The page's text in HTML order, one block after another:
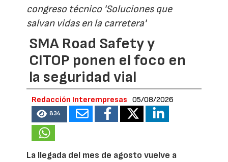
congreso técnico 'Soluciones que
salvan vidas en la carretera'
SMA Road Safety y
CITOP ponen el foco en
la seguridad vial
Redacción Interempresas 05/08/2026
834
La llegada del mes de agosto vuelve a